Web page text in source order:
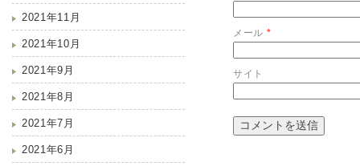
2021年11月
2021年10月
2021年9月
2021年8月
2021年7月
2021年6月
メール *
サイト